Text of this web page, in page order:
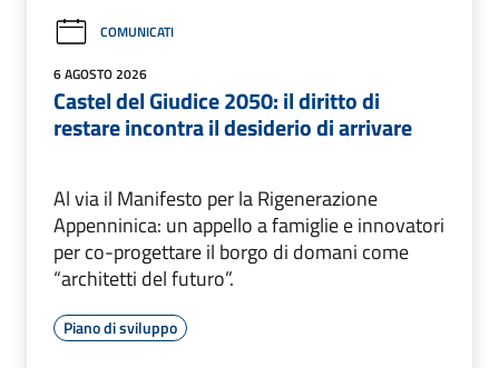
COMUNICATI
6 AGOSTO 2026
Castel del Giudice 2050: il diritto di
restare incontra il desiderio di arrivare
Al via il Manifesto per la Rigenerazione
Appenninica: un appello a famiglie e innovatori
per co-progettare il borgo di domani come
“architetti del futuro”.
Piano di sviluppo